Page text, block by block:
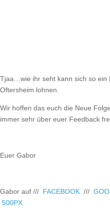
Tjaa…wie ihr seht kann sich so ein
Oftersheim lohnen.
Wir hoffen das euch die Neue
immer sehr über euer Feedback
Euer Gabor
Gabor auf /// FACEBOOK ///
500PX